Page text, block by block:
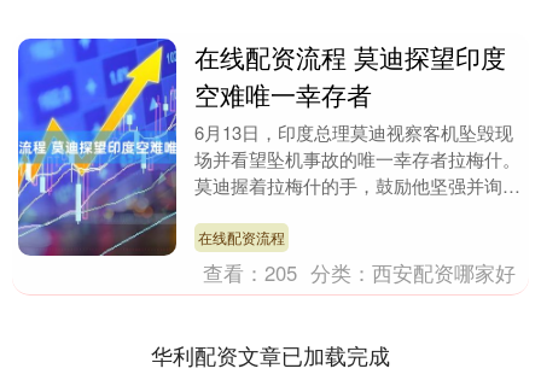
在线配资流程 莫迪探望印度
空难唯一幸存者
6月13日，印度总理莫迪视察客机坠毁现
场并看望坠机事故的唯一幸存者拉梅什。
莫迪握着拉梅什的手，鼓励他坚强并询问
迪的交谈时说....
在线配资流程
查看：205 分类：西安配资哪家好
华利配资文章已加载完成